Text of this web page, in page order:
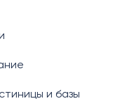
и базы